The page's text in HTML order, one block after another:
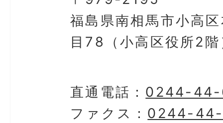
福島県南相馬市小高
目78（小高区役所2階
直通電話： 0244-
ファクス： 0244-